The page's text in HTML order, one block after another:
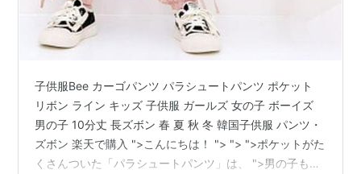
子供服Bee カーゴパンツ パラシュートパンツ ポケット
リボン ライン キッズ 子供服 ガールズ 女の子 ボーイズ
男の子 10分丈 長ズボン 春 夏 秋 冬 韓国子供服 パンツ・
ズボン 楽天で購入 ">こんにちは！ "> "> ">ポケットがた
くさんついた「パラシュートパンツ」は、 ">男の子も女